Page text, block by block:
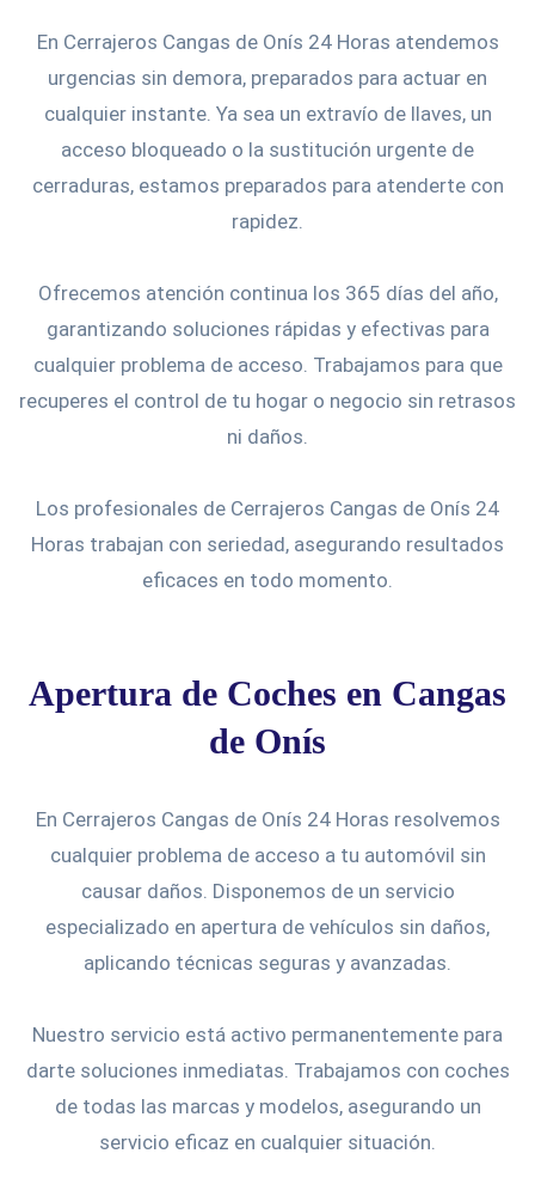
En Cerrajeros Cangas de Onís 24 Horas atendemos
urgencias sin demora, preparados para actuar en
cualquier instante. Ya sea un extravío de llaves, un
acceso bloqueado o la sustitución urgente de
cerraduras, estamos preparados para atenderte con
rapidez.
Ofrecemos atención continua los 365 días del año,
garantizando soluciones rápidas y efectivas para
cualquier problema de acceso. Trabajamos para que
recuperes el control de tu hogar o negocio sin retrasos
ni daños.
Los profesionales de Cerrajeros Cangas de Onís 24
Horas trabajan con seriedad, asegurando resultados
eficaces en todo momento.
Apertura de Coches en Cangas
de Onís
En Cerrajeros Cangas de Onís 24 Horas resolvemos
cualquier problema de acceso a tu automóvil sin
causar daños. Disponemos de un servicio
especializado en apertura de vehículos sin daños,
aplicando técnicas seguras y avanzadas.
Nuestro servicio está activo permanentemente para
darte soluciones inmediatas. Trabajamos con coches
de todas las marcas y modelos, asegurando un
servicio eficaz en cualquier situación.